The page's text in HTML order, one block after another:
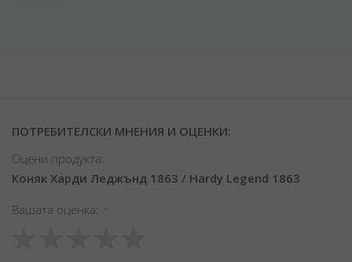
ПОТРЕБИТЕЛСКИ МНЕНИЯ И ОЦЕНКИ:
Оцени продукта:
Коняк Харди Леджънд 1863 / Hardy Legend 1863
Вашата оценка